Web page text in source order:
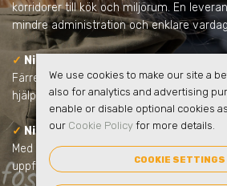
korridorer till kök och miljörum. En
mindre administration och enklare
✓ Ni minskar skolans klimatpåverkan
Färre transporter, tydligare sortering och
hjälper skolan att minska
✓ Ni får full kontroll och tydlig
Med eSmart får ni statistik över skolans
uppfylla lagkrav och visa upp.
We use cookies to make our site a
also for analytics and advertising
enable or disable optional cookies
our Cookie Policyfor more details.
COOKIE SETTINGS